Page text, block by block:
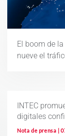
El boom de
nueve el
INTEC
digitales
Nota de prensa |